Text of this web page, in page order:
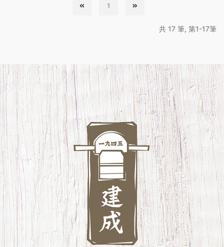
1
共 17 筆, 第1-17筆